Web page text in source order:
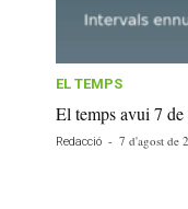
EL TEMPS
El temps avui 7
Redacció - 7 d'agost de